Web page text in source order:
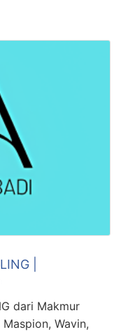
|
dari Makmur
Wavin,